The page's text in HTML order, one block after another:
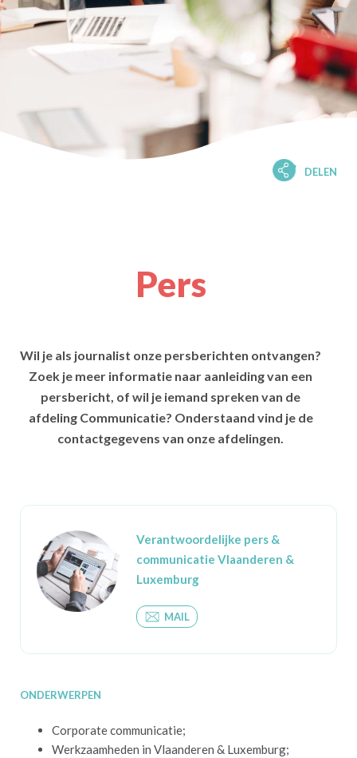
DELEN
Pers
Wil je als journalist onze persberichten ontvangen?
Zoek je meer informatie naar aanleiding van een
persbericht, of wil je iemand spreken van de
afdeling Communicatie? Onderstaand vind je de
contactgegevens van onze afdelingen.
Verantwoordelijke pers &
communicatie Vlaanderen &
Luxemburg
MAIL
ONDERWERPEN
Corporate communicatie;
Werkzaamheden in Vlaanderen & Luxemburg;